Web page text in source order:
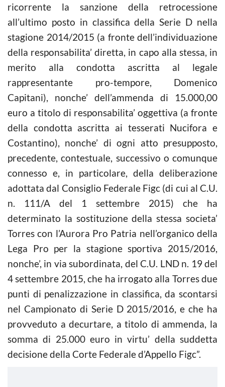
ricorrente la sanzione della retrocessione
all’ultimo posto in classifica della Serie D nella
stagione 2014/2015 (a fronte dell’individuazione
della responsabilita’ diretta, in capo alla stessa, in
merito alla condotta ascritta al legale
rappresentante pro-tempore, Domenico
Capitani), nonche’ dell’ammenda di 15.000,00
euro a titolo di responsabilita’ oggettiva (a fronte
della condotta ascritta ai tesserati Nucifora e
Costantino), nonche’ di ogni atto presupposto,
precedente, contestuale, successivo o comunque
connesso e, in particolare, della deliberazione
adottata dal Consiglio Federale Figc (di cui al C.U.
n. 111/A del 1 settembre 2015) che ha
determinato la sostituzione della stessa societa’
Torres con l’Aurora Pro Patria nell’organico della
Lega Pro per la stagione sportiva 2015/2016,
nonche’, in via subordinata, del C.U. LND n. 19 del
4 settembre 2015, che ha irrogato alla Torres due
punti di penalizzazione in classifica, da scontarsi
nel Campionato di Serie D 2015/2016, e che ha
provveduto a decurtare, a titolo di ammenda, la
somma di 25.000 euro in virtu’ della suddetta
decisione della Corte Federale d’Appello Figc”.